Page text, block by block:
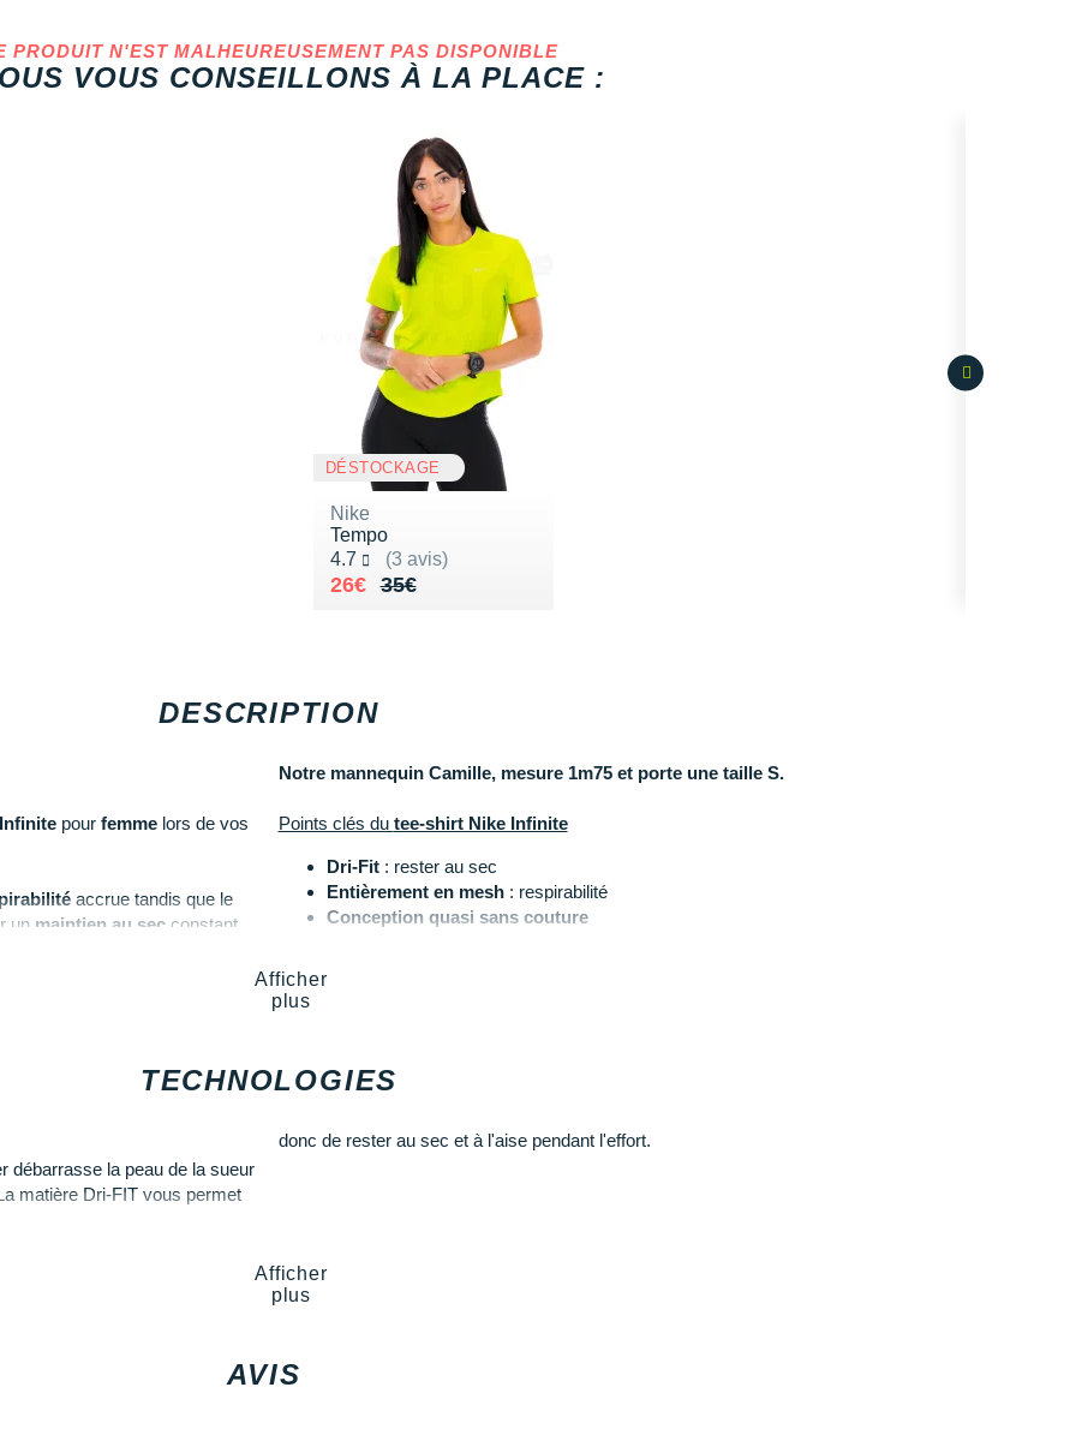
PRODUIT N'EST MALHEUREUSEMENT PAS DISPONIBLE
VOUS CONSEILLONS À LA PLACE :
DÉSTOCKAGE
Nike
Tempo
4.7
(3 avis)
Noté 4.7 sur 5
35€
Au lieu de 35€
26€
Vendu 26€
DESCRIPTION
pour femme lors de vos
accrue tandis que le
un maintien au sec constant.
Notre mannequin Camille, mesure 1m75 et porte une taille S.
Points clés du tee-shirt Nike Infinite
Dri-Fit: rester au sec
Entièrement en mesh: respirabilité
Conception quasi sans couture
Les autres produits
Afficher
plus
TECHNOLOGIES
débarrasse la peau de la sueur
matière Dri-FIT vous permet
donc de rester au sec et à l'aise pendant l'effort.
Afficher
plus
AVIS